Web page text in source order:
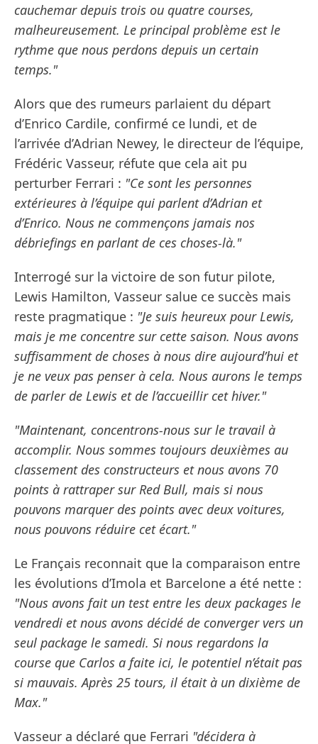
cauchemar depuis trois ou quatre courses,
malheureusement. Le principal problème est le
rythme que nous perdons depuis un certain
temps."
Alors que des rumeurs parlaient du départ
d’Enrico Cardile, confirmé ce lundi, et de
l’arrivée d’Adrian Newey, le directeur de l’équipe,
Frédéric Vasseur, réfute que cela ait pu
perturber Ferrari : "Ce sont les personnes
extérieures à l’équipe qui parlent d’Adrian et
d’Enrico. Nous ne commençons jamais nos
débriefings en parlant de ces choses-là."
Interrogé sur la victoire de son futur pilote,
Lewis Hamilton, Vasseur salue ce succès mais
reste pragmatique : "Je suis heureux pour Lewis,
mais je me concentre sur cette saison. Nous avons
suffisamment de choses à nous dire aujourd’hui et
je ne veux pas penser à cela. Nous aurons le temps
de parler de Lewis et de l’accueillir cet hiver."
"Maintenant, concentrons-nous sur le travail à
accomplir. Nous sommes toujours deuxièmes au
classement des constructeurs et nous avons 70
points à rattraper sur Red Bull, mais si nous
pouvons marquer des points avec deux voitures,
nous pouvons réduire cet écart."
Le Français reconnait que la comparaison entre
les évolutions d’Imola et Barcelone a été nette :
"Nous avons fait un test entre les deux packages le
vendredi et nous avons décidé de converger vers un
seul package le samedi. Si nous regardons la
course que Carlos a faite ici, le potentiel n’était pas
si mauvais. Après 25 tours, il était à un dixième de
Max."
Vasseur a déclaré que Ferrari "décidera à